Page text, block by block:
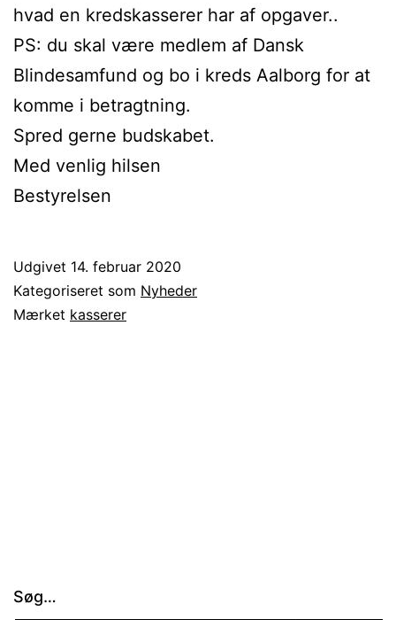
hvad en kredskasserer har af opgaver..
PS: du skal være medlem af Dansk
Blindesamfund og bo i kreds Aalborg for at
komme i betragtning.
Spred gerne budskabet.
Med venlig hilsen
Bestyrelsen
Udgivet 14. februar 2020
Kategoriseret som Nyheder
Mærket kasserer
Søg…